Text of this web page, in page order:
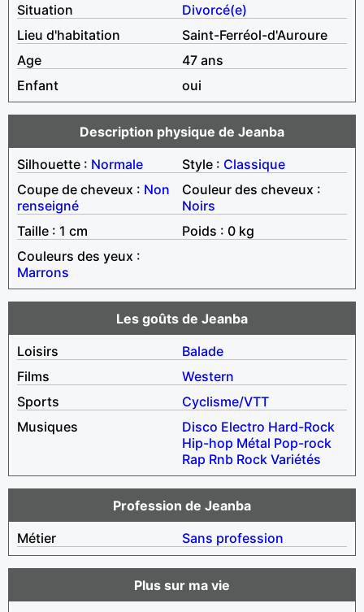
Situation
Divorcé(e)
Lieu d'habitation
Saint-Ferréol-d'Auroure
Age
47 ans
Enfant
oui
Description physique de Jeanba
Silhouette : Normale Style : Classique
Coupe de cheveux : Non
renseigné
Couleur des cheveux :
Noirs
Taille : 1 cm
Poids : 0 kg
Couleurs des yeux :
Marrons
Les goûts de Jeanba
Loisirs
Balade
Films
Western
Sports
Cyclisme/VTT
Musiques
Disco Electro Hard-Rock
Hip-hop Métal Pop-rock
Rap Rnb Rock Variétés
Profession de Jeanba
Métier
Sans profession
Plus sur ma vie